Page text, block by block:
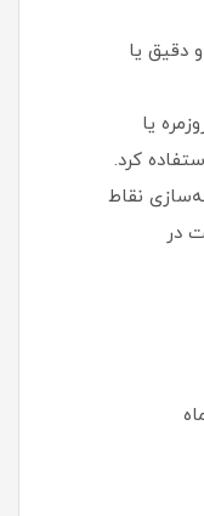
دقیق یا
یا
کرد.
نقاط
در